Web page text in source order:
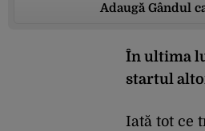
Adaugă Gândul
În ultima
startul
Iată tot ce